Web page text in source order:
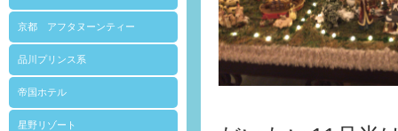
京都 アフタヌーンティー
品川プリンス系
帝国ホテル
星野リゾート